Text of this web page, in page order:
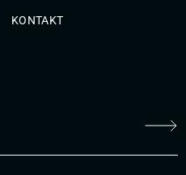
KONTAKT